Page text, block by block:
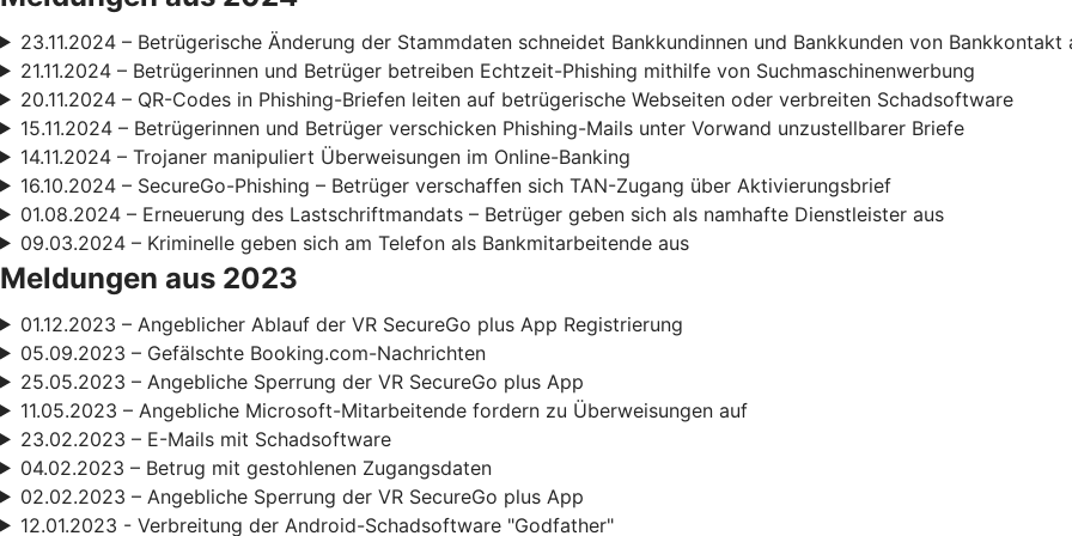
23.11.2024 – Betrügerische Änderung der Stammdaten schneidet Bankkundinnen und Bankkunden von Bankkontakt
21.11.2024 – Betrügerinnen und Betrüger betreiben Echtzeit-Phishing mithilfe von Suchmaschinenwerbung
20.11.2024 – QR-Codes in Phishing-Briefen leiten auf betrügerische Webseiten oder verbreiten Schadsoftware
15.11.2024 – Betrügerinnen und Betrüger verschicken Phishing-Mails unter Vorwand unzustellbarer Briefe
14.11.2024 – Trojaner manipuliert Überweisungen im Online-Banking
16.10.2024 – SecureGo-Phishing – Betrüger verschaffen sich TAN-Zugang über Aktivierungsbrief
01.08.2024 – Erneuerung des Lastschriftmandats – Betrüger geben sich als namhafte Dienstleister aus
09.03.2024 – Kriminelle geben sich am Telefon als Bankmitarbeitende aus
Meldungen aus 2023
01.12.2023 – Angeblicher Ablauf der VR SecureGo plus App Registrierung
05.09.2023 – Gefälschte Booking.com-Nachrichten
25.05.2023 – Angebliche Sperrung der VR SecureGo plus App
11.05.2023 – Angebliche Microsoft-Mitarbeitende fordern zu Überweisungen auf
23.02.2023 – E-Mails mit Schadsoftware
04.02.2023 – Betrug mit gestohlenen Zugangsdaten
02.02.2023 – Angebliche Sperrung der VR SecureGo plus App
12.01.2023 - Verbreitung der Android-Schadsoftware "Godfather"